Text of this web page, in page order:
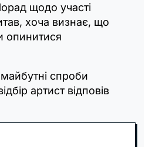
щодо участі
хоча визнає, що
опинитися
спроби
артист відповів